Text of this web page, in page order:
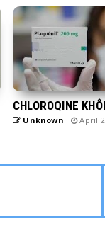
CHLOROQINE
Unknown April